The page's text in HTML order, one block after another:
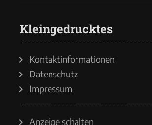
Kleingedrucktes
Kontaktinformationen
Datenschutz
Impressum
Anzeige schalten